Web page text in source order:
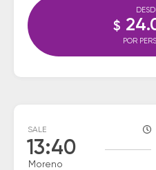
$
POR
SALE
13:40
Moreno